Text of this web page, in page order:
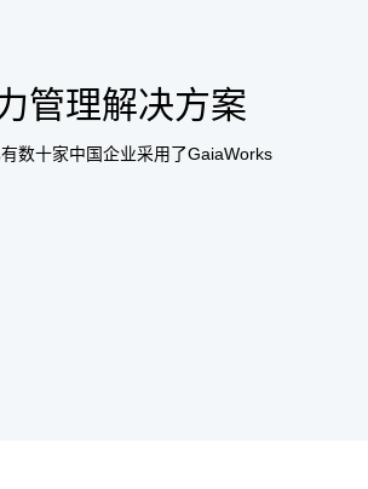
管理解决方案
数十家中国企业采用了GaiaWorks